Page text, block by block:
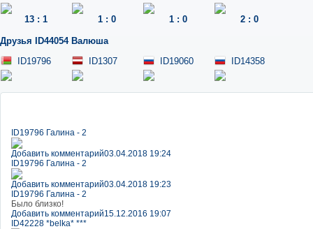
13: 1 1 : 0 1 : 0 2 : 0
Друзья
ID44054 Валюша
ID19796
ID1307 ID19060 ID14358
ID19796 Галина - 2
Добавить комментарий03.04.2018 19:24
ID19796 Галина - 2
Добавить комментарий03.04.2018 19:23
ID19796 Галина - 2
Было близко!
Добавить комментарий15.12.2016 19:07
ID42228 *belka* ***